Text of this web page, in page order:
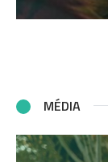
MÉDIA